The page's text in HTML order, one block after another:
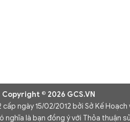
Copyright © 2026 GCS.VN
ngày 15/02/2012 bởi Sở Kế
nghĩa là bạn đồng ý với Thỏa thuận